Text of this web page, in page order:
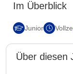
Im Überblick
Junior
Über diesen